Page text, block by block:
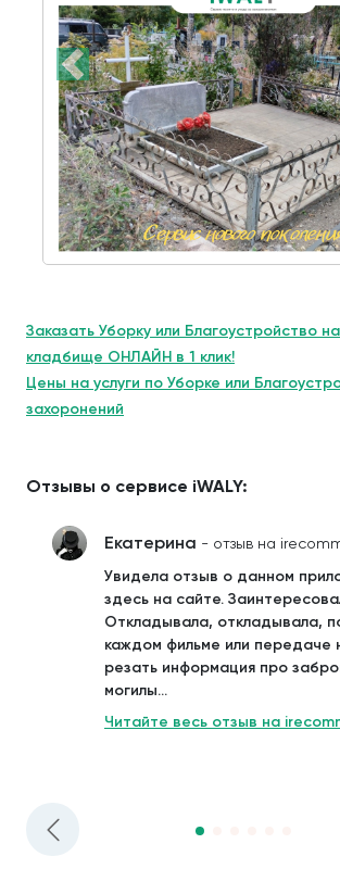
Заказать Уборку или Благоустройство
кладбище ОНЛАЙН в 1 клик!
Цены на услуги по Уборке или
захоронений
Отзывы о сервисе iWALY:
Екатерина - отзыв на
Увидела отзыв о данном
здесь на сайте.
Откладывала, откладывала,
каждом фильме или передаче
резать информация про
могилы...
Читайте весь отзыв на